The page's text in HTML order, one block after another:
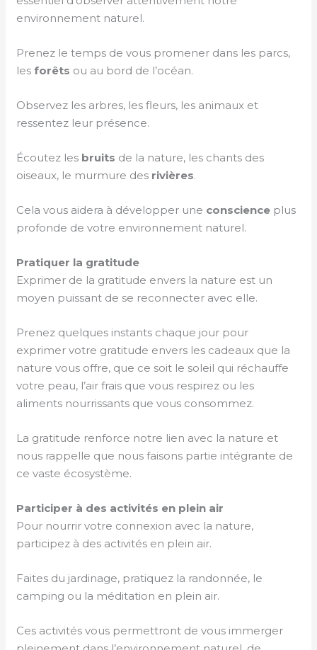
environnement naturel.
Prenez le temps de vous promener dans les parcs,
lesforêts ou au bord de l’océan.
Observez les arbres, les fleurs, les animaux et
ressentez leur présence.
Écoutez les bruits de la nature, les chants des
oiseaux, le murmure des rivières.
Cela vous aidera à développer une conscience plus
profonde de votre environnement naturel.
Pratiquer la gratitude
Exprimer de la gratitude envers la nature est un
moyen puissant de se reconnecter avec elle.
Prenez quelques instants chaque jour pour
exprimer votre gratitude envers les cadeaux que la
nature vous offre, que ce soit le soleil qui réchauffe
votre peau, l’air frais que vous respirez ou les
aliments nourrissants que vous consommez.
La gratitude renforce notre lien avec la nature et
nous rappelle que nous faisons partie intégrante de
ce vaste écosystème.
Participer à des activités en plein air
Pour nourrir votre connexion avec la nature,
participez à des activités en plein air.
Faites du jardinage, pratiquez la randonnée, le
camping ou la méditation en plein air.
Ces activités vous permettront de vous immerger